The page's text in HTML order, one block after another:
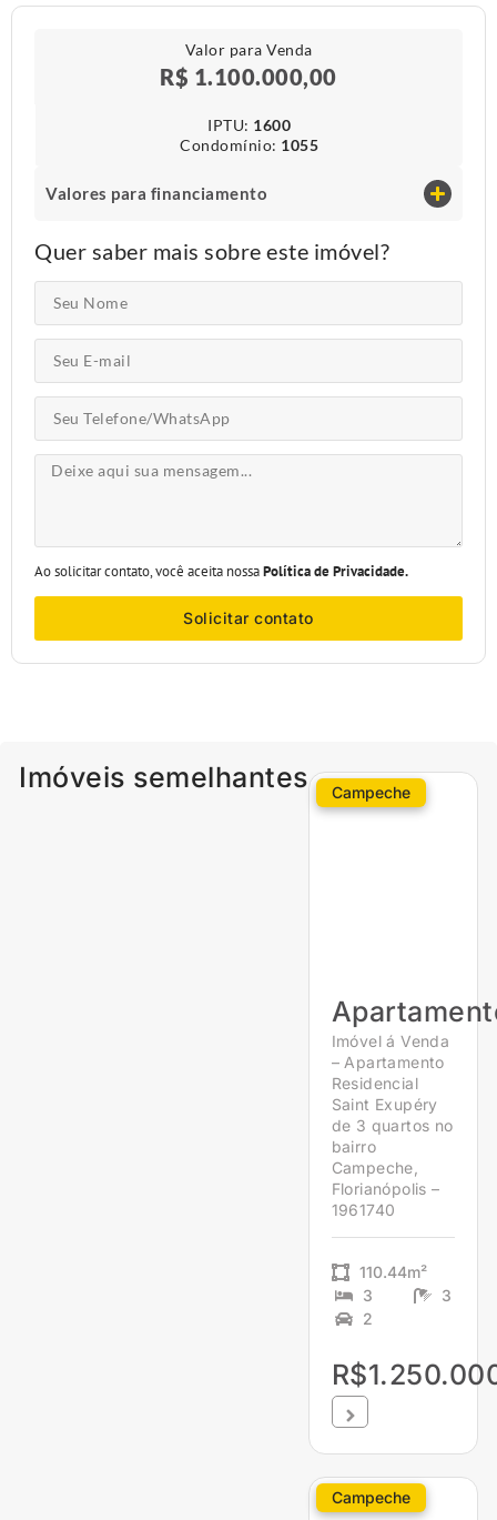
Valor para Venda
R$ 1.100.000,00
IPTU​: 1600
Condomínio​: 1055
Valores para financiamento
Quer saber mais sobre este imóvel?
Ao solicitar contato, você aceita nossaPolítica de Privacidade.
Solicitar contato
Imóveis semelhantes Campeche
Imóvel á Venda
– Apartamento
Residencial
Saint Exupéry
de 3 quartos no
bairro
Campeche,
Florianópolis –
1961740
110.44m²
3
3
2
Campeche